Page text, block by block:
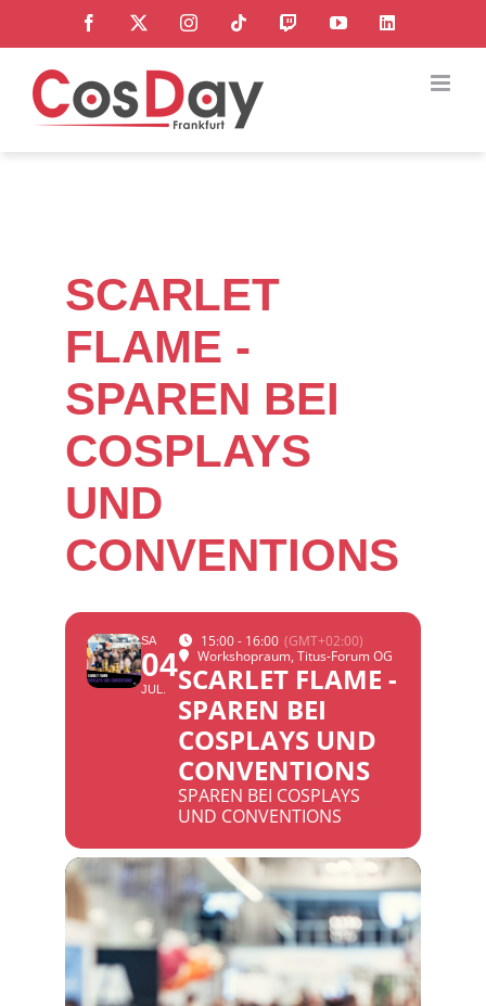
springen
Facebook InstagramTiktok TwitchYouTubeLinkedIn
SCARLET
FLAME -
SPAREN BEI
COSPLAYS
UND
CONVENTIONS
SA
04
JUL.
15:00 - 16:00 (GMT+02:00)
Workshopraum, Titus-Forum OG
SCARLET FLAME -
SPAREN BEI
COSPLAYS UND
CONVENTIONS
SPAREN BEI COSPLAYS
UND CONVENTIONS